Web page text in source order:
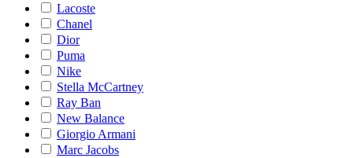
Lacoste
Chanel
Dior
Puma
Nike
Stella McCartney
Ray Ban
New Balance
Giorgio Armani
Marc Jacobs